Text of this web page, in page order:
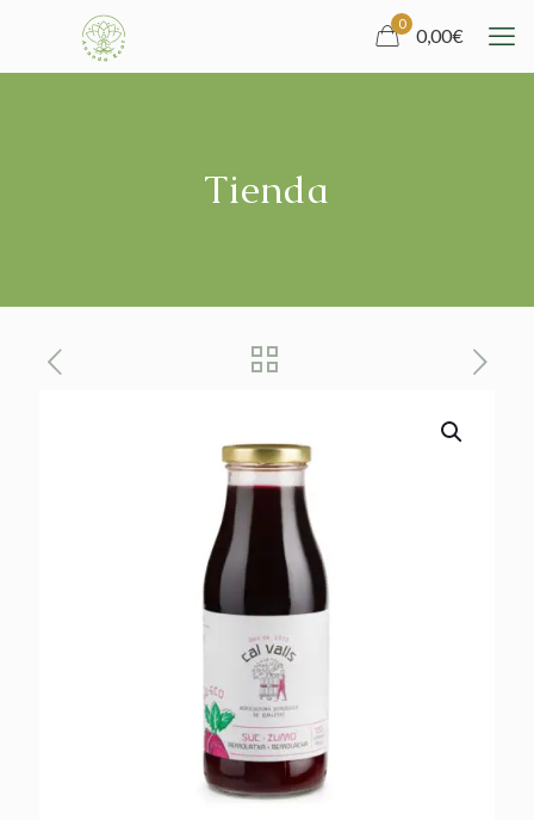
0
0,00€
Tienda